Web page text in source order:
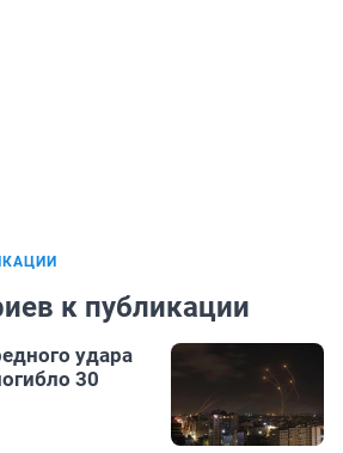
к публикации
удара
30